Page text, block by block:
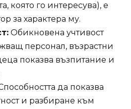
която го интересува), е
за характера му.
Обикновена учтивост
персонал, възрастни
показва възпитание и
да показва
и разбиране към